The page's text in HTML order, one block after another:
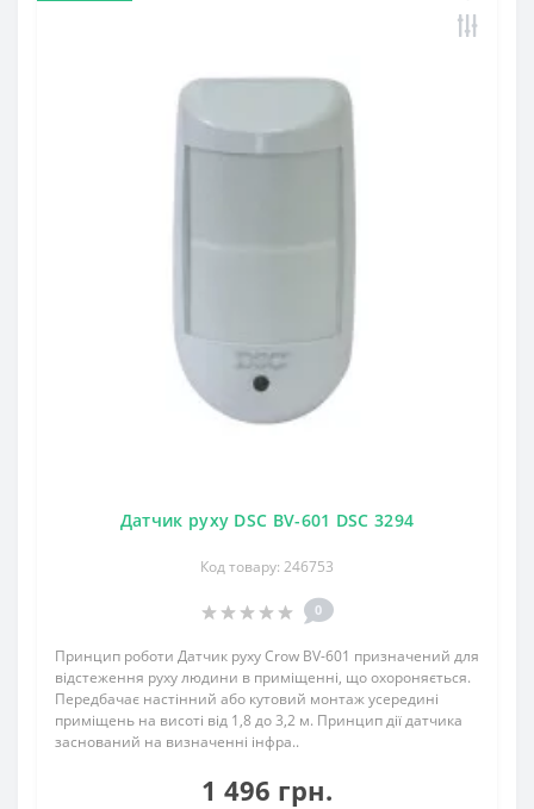
Датчик руху DSC BV-601 DSC 3294
Код товару: 246753
0
Принцип роботи Датчик руху Crow BV-601 призначений для
відстеження руху людини в приміщенні, що охороняється.
Передбачає настінний або кутовий монтаж усередині
приміщень на висоті від 1,8 до 3,2 м. Принцип дії датчика
заснований на визначенні інфра..
1 496 грн.